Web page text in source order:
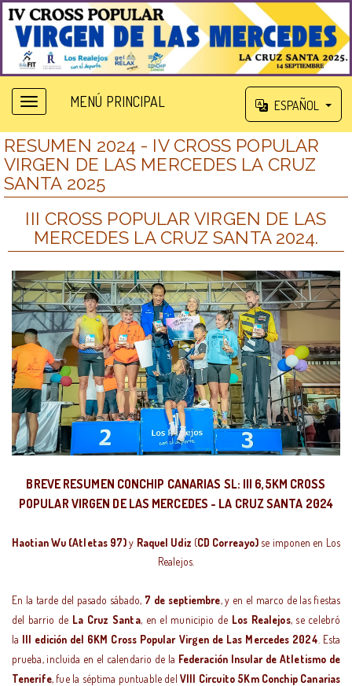
MENÚ PRINCIPAL ESPAÑOL
RESUMEN 2024 - IV CROSS POPULAR
VIRGEN DE LAS MERCEDES LA CRUZ
SANTA 2025
III CROSS POPULAR VIRGEN DE LAS
MERCEDES LA CRUZ SANTA 2024.
BREVE RESUMEN CONCHIP CANARIAS SL: III 6,5KM CROSS
POPULAR VIRGEN DE LAS MERCEDES - LA CRUZ SANTA 2024
Haotian Wu (Atletas 97) y Raquel Udiz (CD Correayo) se imponen en Los
Realejos.
En la tarde del pasado sábado, 7 de septiembre, y en el marco de las fiestas
del barrio de La Cruz Santa, en el municipio de Los Realejos, se celebró
la III edición del 6KM Cross Popular Virgen de Las Mercedes 2024 . Esta
prueba, incluida en el calendario de la Federación Insular de Atletismo de
Tenerife, fue la séptima puntuable del VIII Circuito 5Km Conchip Canarias